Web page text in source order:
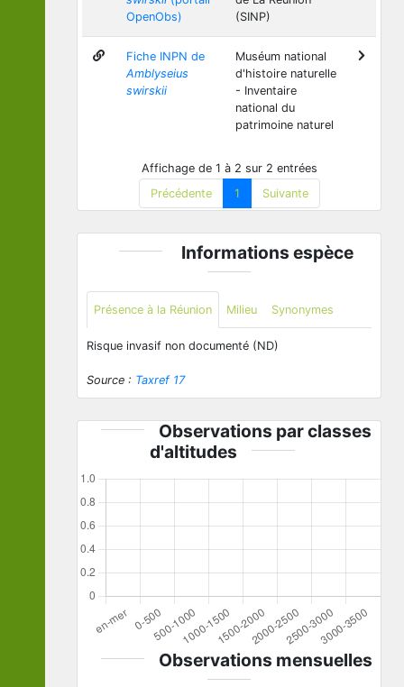
OpenObs)
(SINP)
Fiche INPN de
Amblyseius
swirskii
Muséum national
d'histoire naturelle
- Inventaire
national du
patrimoine naturel
Affichage de 1 à 2 sur 2 entrées
Précédente
1 Suivante
Informations espèce
Présence à la Réunion Milieu Synonymes
Risque invasif non documenté (ND)
Source : Taxref 17
Observations par classes
d'altitudes
Observations mensuelles